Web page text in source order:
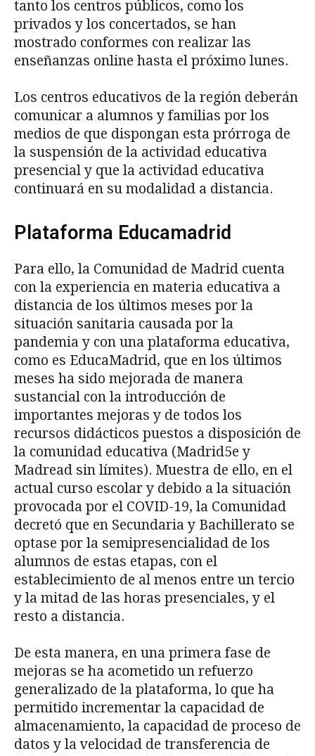
tanto los centros públicos, como los
privados y los concertados, se han
mostrado conformes con realizar las
enseñanzas online hasta el próximo lunes.
Los centros educativos de la región deberán
comunicar a alumnos y familias por los
medios de que dispongan esta prórroga de
la suspensión de la actividad educativa
presencial y que la actividad educativa
continuará en su modalidad a distancia.
Plataforma Educamadrid
Para ello, la Comunidad de Madrid cuenta
con la experiencia en materia educativa a
distancia de los últimos meses por la
situación sanitaria causada por la
pandemia y con una plataforma educativa,
como es EducaMadrid, que en los últimos
meses ha sido mejorada de manera
sustancial con la introducción de
importantes mejoras y de todos los
recursos didácticos puestos a disposición de
la comunidad educativa (Madrid5e y
Madread sin límites). Muestra de ello, en el
actual curso escolar y debido a la situación
provocada por el COVID-19, la Comunidad
decretó que en Secundaria y Bachillerato se
optase por la semipresencialidad de los
alumnos de estas etapas, con el
establecimiento de al menos entre un tercio
y la mitad de las horas presenciales, y el
resto a distancia.
De esta manera, en una primera fase de
mejoras se ha acometido un refuerzo
generalizado de la plataforma, lo que ha
permitido incrementar la capacidad de
almacenamiento, la capacidad de proceso de
datos y la velocidad de transferencia de